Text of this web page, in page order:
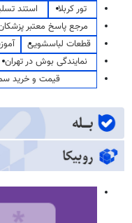
تور کربلا
استند
مرجع پاسخ معتبر
قطعات لباسشویی
نمایندگی بوش در تهران
قیمت و خرید